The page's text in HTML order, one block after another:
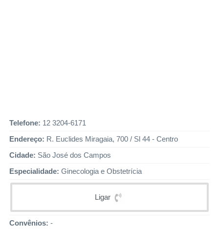
Telefone: 12 3204-6171
Endereço: R. Euclides Miragaia, 700 / Sl 44 - Centro
Cidade: São José dos Campos
Especialidade: Ginecologia e Obstetrícia
Ligar
Convênios: -